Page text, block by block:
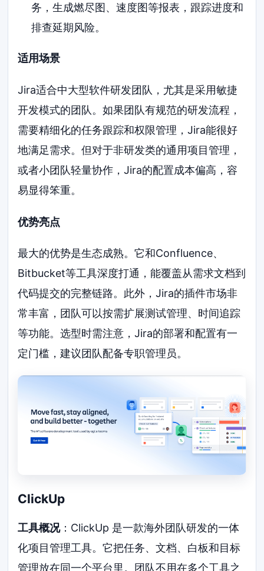
务，生成燃尽图、速度图等报表，跟踪进度和
排查延期风险。
适用场景
Jira适合中大型软件研发团队，尤其是采用敏捷
开发模式的团队。如果团队有规范的研发流程，
需要精细化的任务跟踪和权限管理，Jira能很好
地满足需求。但对于非研发类的通用项目管理，
或者小团队轻量协作，Jira的配置成本偏高，容
易显得笨重。
优势亮点
最大的优势是生态成熟。它和Confluence、
Bitbucket等工具深度打通，能覆盖从需求文档到
代码提交的完整链路。此外，Jira的插件市场非
常丰富，团队可以按需扩展测试管理、时间追踪
等功能。选型时需注意，Jira的部署和配置有一
定门槛，建议团队配备专职管理员。
ClickUp
工具概况：ClickUp 是一款海外团队研发的一体
化项目管理工具。它把任务、文档、白板和目标
管理放在同一个平台里。团队不用在多个工具之